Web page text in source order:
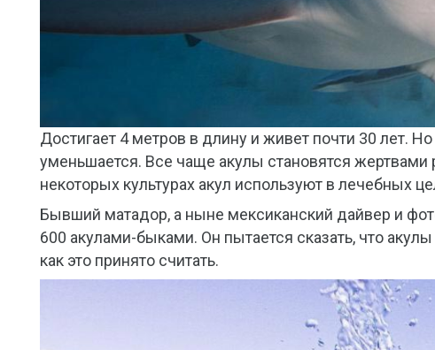
Достигает 4 метров в длину и живет почти 30 лет.
уменьшается. Все чаще акулы становятся жертвами
некоторых культурах акул используют в лечебных
Бывший матадор, а ныне мексиканский дайвер и
600 акулами-быками. Он пытается сказать, что
как это принято считать.